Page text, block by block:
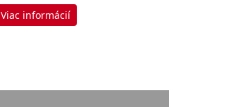
Viac informácií